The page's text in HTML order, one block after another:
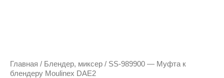
Главная / Блендер, миксер / SS-989900 — Муфта к
блендеру Moulinex DAE2